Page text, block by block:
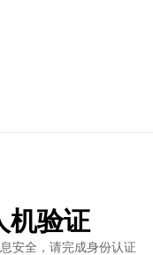
机验证
安全，请完成身份认证